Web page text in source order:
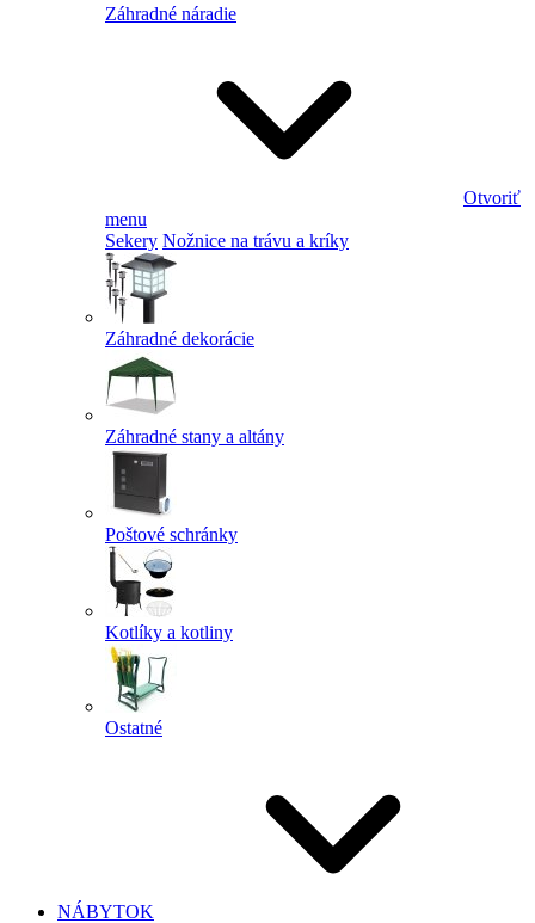
Záhradné náradie
Otvoriť
menu
Sekery Nožnice na trávu a kríky
Záhradné dekorácie
Záhradné stany a altány
Poštové schránky
Kotlíky a kotliny
Ostatné
NÁBYTOK